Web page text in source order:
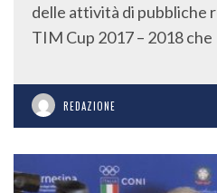
delle attività di pubbliche
TIM Cup 2017 – 2018 che
REDAZIONE